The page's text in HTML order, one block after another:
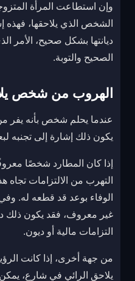
وإن استطاعت المرأة
الشخص الذي يلاحقها، فهذه
ديانتها بشكل صحيح، الأمر
الصحيح والتوبة.
الهروب من شخص
عندما يحلم شخص بأنه يفر
يكون ذلك إشارة إلى تجنبه
إذا كان المطارد شخصًا
التهرب من الالتزامات
الوفاء بوعد قد قطعه له.
غير معروف، فقد يكون ذلك
التزامات مالية أو ديون.
من جهة أخرى، إذا كانت
يلاحق الرائي في شارع،